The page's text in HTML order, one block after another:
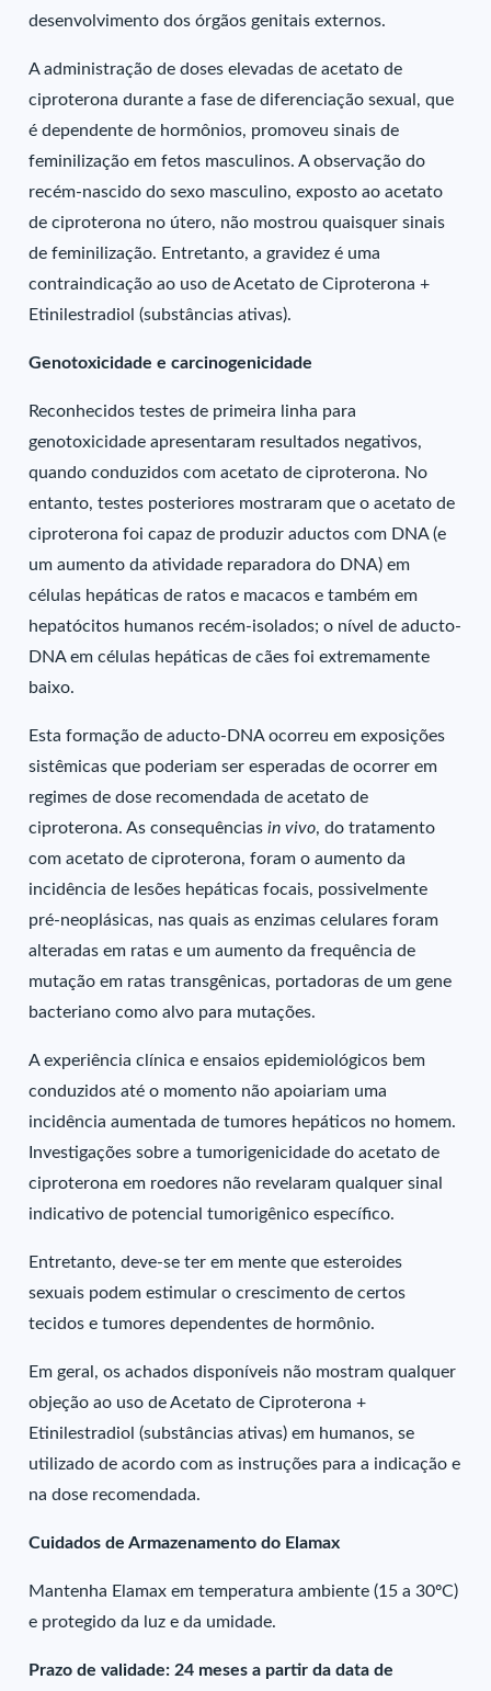
desenvolvimento dos órgãos genitais externos.
A administração de doses elevadas de acetato de
ciproterona durante a fase de diferenciação sexual, que
é dependente de hormônios, promoveu sinais de
feminilização em fetos masculinos. A observação do
recém-nascido do sexo masculino, exposto ao acetato
de ciproterona no útero, não mostrou quaisquer sinais
de feminilização. Entretanto, a gravidez é uma
contraindicação ao uso de Acetato de Ciproterona +
Etinilestradiol (substâncias ativas).
Genotoxicidade e carcinogenicidade
Reconhecidos testes de primeira linha para
genotoxicidade apresentaram resultados negativos,
quando conduzidos com acetato de ciproterona. No
entanto, testes posteriores mostraram que o acetato de
ciproterona foi capaz de produzir aductos com DNA (e
um aumento da atividade reparadora do DNA) em
células hepáticas de ratos e macacos e também em
hepatócitos humanos recém-isolados; o nível de aducto-
DNA em células hepáticas de cães foi extremamente
baixo.
Esta formação de aducto-DNA ocorreu em exposições
sistêmicas que poderiam ser esperadas de ocorrer em
regimes de dose recomendada de acetato de
ciproterona. As consequênciasin vivo, do tratamento
com acetato de ciproterona, foram o aumento da
incidência de lesões hepáticas focais, possivelmente
pré-neoplásicas, nas quais as enzimas celulares foram
alteradas em ratas e um aumento da frequência de
mutação em ratas transgênicas, portadoras de um gene
bacteriano como alvo para mutações.
A experiência clínica e ensaios epidemiológicos bem
conduzidos até o momento não apoiariam uma
incidência aumentada de tumores hepáticos no homem.
Investigações sobre a tumorigenicidade do acetato de
ciproterona em roedores não revelaram qualquer sinal
indicativo de potencial tumorigênico específico.
Entretanto, deve-se ter em mente que esteroides
sexuais podem estimular o crescimento de certos
tecidos e tumores dependentes de hormônio.
Em geral, os achados disponíveis não mostram qualquer
objeção ao uso de Acetato de Ciproterona +
Etinilestradiol (substâncias ativas) em humanos, se
utilizado de acordo com as instruções para a indicação e
na dose recomendada.
Cuidados de Armazenamento do Elamax
Mantenha Elamax em temperatura ambiente (15 a 30ºC)
e protegido da luz e da umidade.
Prazo de validade: 24 meses a partir da data de